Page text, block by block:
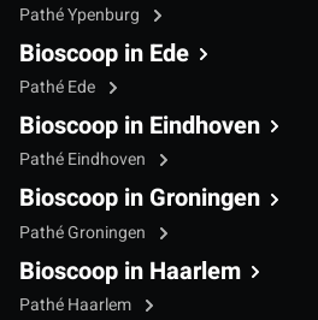
Pathé Ypenburg
Bioscoop in Ede
Pathé Ede
Bioscoop in Eindhoven
Pathé Eindhoven
Bioscoop in Groningen
Pathé Groningen
Bioscoop in Haarlem
Pathé Haarlem